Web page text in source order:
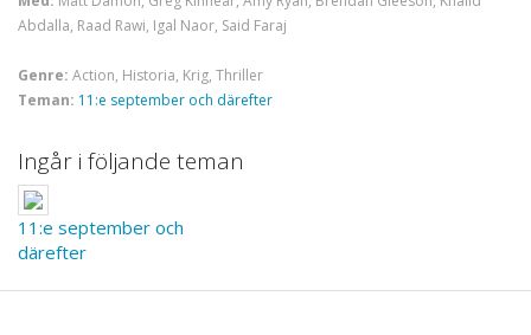
Abdalla, Raad Rawi, Igal Naor, Said Faraj
Genre: Action, Historia, Krig, Thriller
Teman: 11:e september och därefter
Ingår i följande teman
11:e september och
därefter